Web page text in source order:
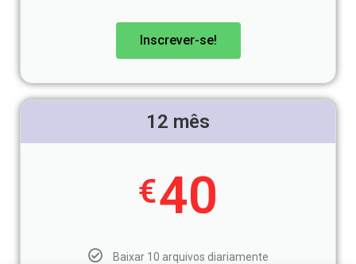
Inscrever-se!
12 mês
€40
Baixar 10 arquivos diariamente